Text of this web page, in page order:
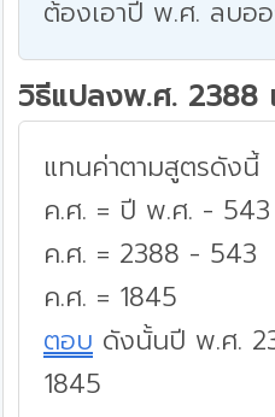
ต้องเอาปี พ.ศ. ลบอ
วิธีแปลงพ.ศ. 2388
แทนค่าตามสูตรดังนี้
ค.ศ. = ปี พ.ศ. - 543
ค.ศ. = 2388 - 543
ค.ศ. = 1845
ตอบ ดังนั้นปี พ.ศ.
1845